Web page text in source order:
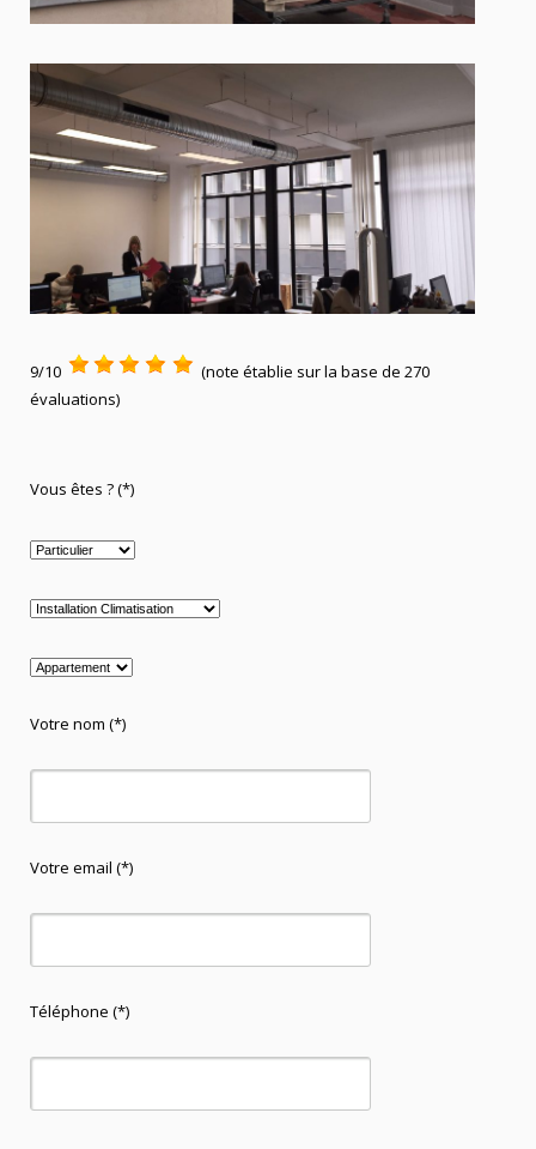
9/10
(note établie sur la base de 270
évaluations)
Vous êtes ? (*)
Votre nom (*)
Votre email (*)
Téléphone (*)